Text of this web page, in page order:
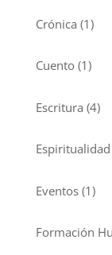
Crónica (1)
Cuento(1)
Escritura (4)
Espiritualidad
Eventos(1)
Formación